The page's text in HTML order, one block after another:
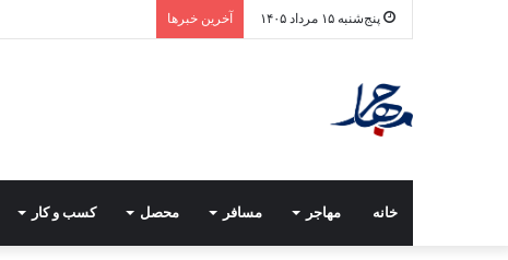
پنج‌شنبه ۱۵ مرداد ۱۴۰۵ آخرین خبرها
خانه مهاجر مسافر محصل کسب و کار